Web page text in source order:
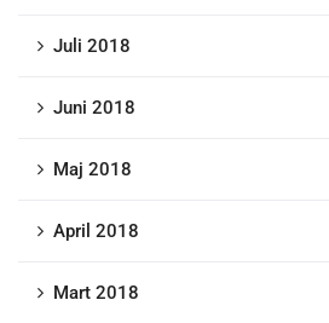
Juli 2018
Juni 2018
Maj 2018
April 2018
Mart 2018